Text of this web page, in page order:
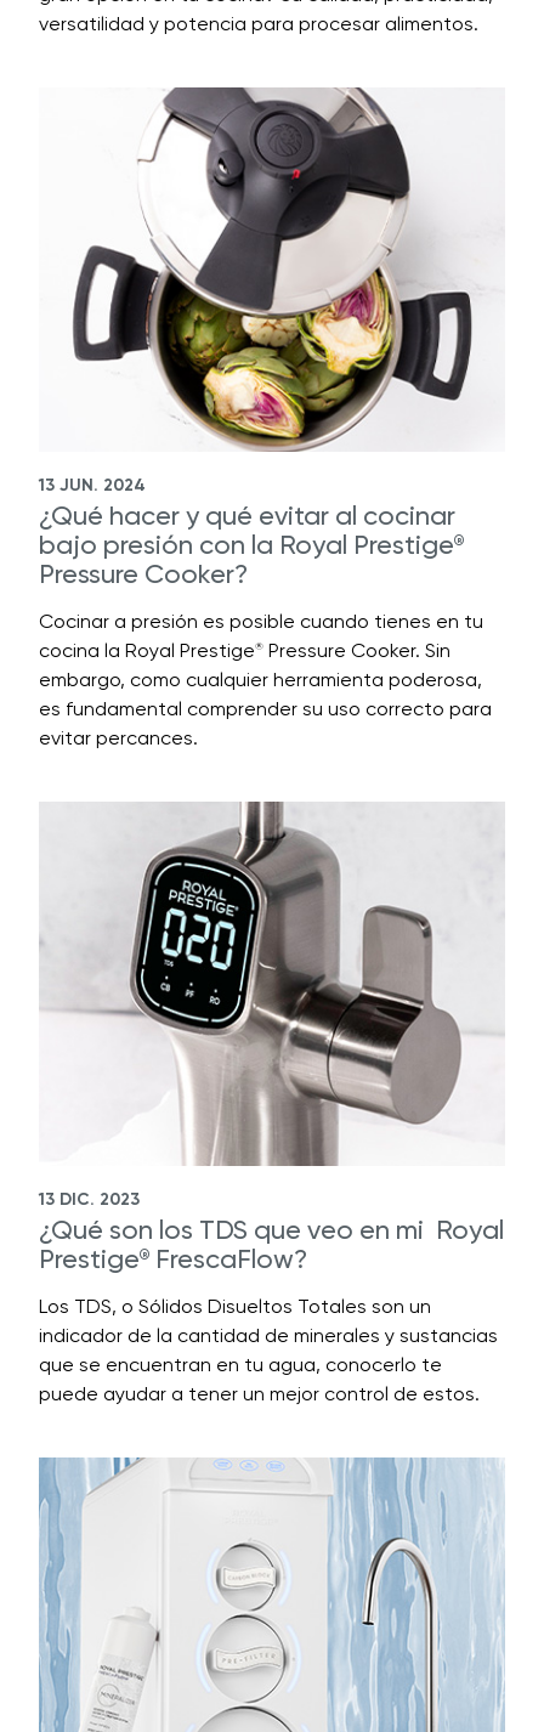
versatilidad y potencia para procesar alimentos.
13 JUN. 2024
¿Qué hacer y qué evitar al cocinar
bajo presión con la Royal Prestige®
Pressure Cooker?
Cocinar a presión es posible cuando tienes en tu
cocina la Royal Prestige® Pressure Cooker. Sin
embargo, como cualquier herramienta poderosa,
es fundamental comprender su uso correcto para
evitar percances.
13 DIC. 2023
¿Qué son los TDS que veo en mi Royal
Prestige® FrescaFlow?
Los TDS, o Sólidos Disueltos Totales son un
indicador de la cantidad de minerales y sustancias
que se encuentran en tu agua, conocerlo te
puede ayudar a tener un mejor control de estos.